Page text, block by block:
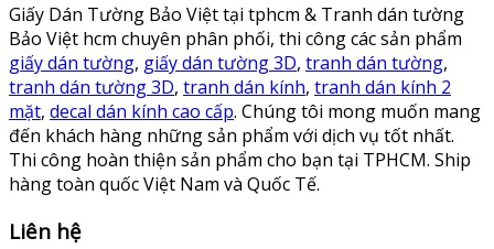
Giấy Dán Tường Bảo Việt tại tphcm & Tranh dán tường
Bảo Việt hcm chuyên phân phối, thi công các sản phẩm
giấy dán tường, giấy dán tường 3D, tranh dán tường,
tranh dán tường 3D, tranh dán kính, tranh dán kính 2
mặt, decal dán kính cao cấp. Chúng tôi mong muốn mang
đến khách hàng những sản phẩm với dịch vụ tốt nhất.
Thi công hoàn thiện sản phẩm cho bạn tại TPHCM. Ship
hàng toàn quốc Việt Nam và Quốc Tế.
Liên hệ